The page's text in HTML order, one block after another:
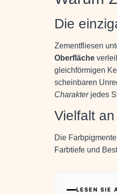
Die
Zementfliesen
Oberfläche
gleichförmigen
scheinbaren
Charakterjedes
Vielfalt
Die
Farbtiefe und
LESEN SIE